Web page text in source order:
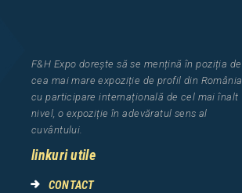
F&H Expo dorește să se mențină în poziția de
cea mai mare expoziție de profil din România
cu participare internațională de cel maiînalt
nivel, o expoziție în adevăratul sens al
cuvântului.
linkuri utile
CONTACT